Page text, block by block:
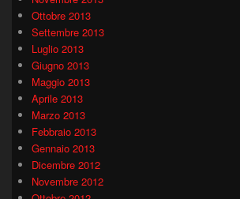
Ottobre 2013
Settembre 2013
Luglio 2013
Giugno 2013
Maggio 2013
Aprile 2013
Marzo 2013
Febbraio 2013
Gennaio 2013
Dicembre 2012
Novembre 2012